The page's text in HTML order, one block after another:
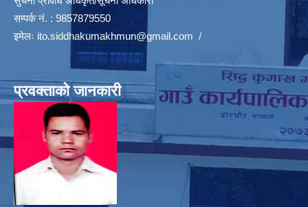
सम्पर्क नं. : 9857879550
इमेलः ito.siddhakumakhmun@gmail.com /
प्रवक्ताको जानकारी